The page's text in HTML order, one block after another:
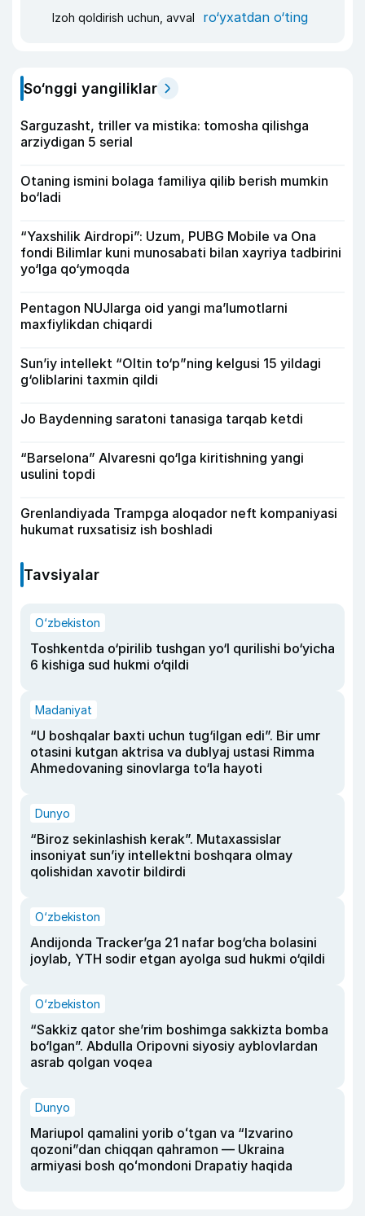
Izoh qoldirish uchun, avval ro‘yxatdan o‘ting
So‘nggi yangiliklar
Sarguzasht, triller va mistika: tomosha qilishga
arziydigan 5 serial
Otaning ismini bolaga familiya qilib berish mumkin
bo‘ladi
“Yaxshilik Airdropi”: Uzum, PUBG Mobile va Ona
fondi Bilimlar kuni munosabati bilan xayriya tadbirini
yo‘lga qo‘ymoqda
Pentagon NUJlarga oid yangi maʼlumotlarni
maxfiylikdan chiqardi
Sun’iy intellekt “Oltin to‘p”ning kelgusi 15 yildagi
g‘oliblarini taxmin qildi
Jo Baydenning saratoni tanasiga tarqab ketdi
“Barselona” Alvaresni qo‘lga kiritishning yangi
usulini topdi
Grenlandiyada Trampga aloqador neft kompaniyasi
hukumat ruxsatisiz ish boshladi
Tavsiyalar
O‘zbekiston
Toshkentda o‘pirilib tushgan yo‘l qurilishi bo‘yicha
6 kishiga sud hukmi o‘qildi
Madaniyat
“U boshqalar baxti uchun tug‘ilgan edi”. Bir umr
otasini kutgan aktrisa va dublyaj ustasi Rimma
Ahmedovaning sinovlarga to‘la hayoti
Dunyo
“Biroz sekinlashish kerak”. Mutaxassislar
insoniyat sun’iy intellektni boshqara olmay
qolishidan xavotir bildirdi
O‘zbekiston
Andijonda Tracker’ga 21 nafar bog‘cha bolasini
joylab, YTH sodir etgan ayolga sud hukmi o‘qildi
O‘zbekiston
“Sakkiz qator she’rim boshimga sakkizta bomba
bo‘lgan”. Abdulla Oripovni siyosiy ayblovlardan
asrab qolgan voqea
Dunyo
Mariupol qamalini yorib oʻtgan va “Izvarino
qozoni”dan chiqqan qahramon — Ukraina
armiyasi bosh qoʻmondoni Drapatiy haqida